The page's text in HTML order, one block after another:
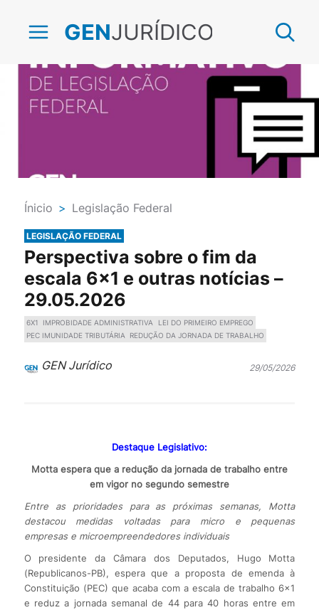
GENJURÍDICO
Ínicio > Legislação Federal
LEGISLAÇÃO FEDERAL
Perspectiva sobre o fim da
escala 6×1 e outras notícias –
29.05.2026
6X1 IMPROBIDADE ADMINISTRATIVA
LEI DO PRIMEIRO EMPREGO
PEC IMUNIDADE TRIBUTÁRIA
REDUÇÃO DA JORNADA DE TRABALHO
GEN Jurídico 29/05/2026
Destaque Legislativo:
Motta espera que a redução da jornada de trabalho entre
em vigor no segundo semestre
Entre as prioridades para as próximas semanas, Motta
destacou medidas voltadas para micro e pequenas
empresas e microempreendedores individuais
O presidente da Câmara dos Deputados, Hugo Motta
(Republicanos-PB), espera que a proposta de emenda à
Constituição (PEC) que acaba com a escala de trabalho 6×1
e reduz a jornada semanal de 44 para 40 horas entre em